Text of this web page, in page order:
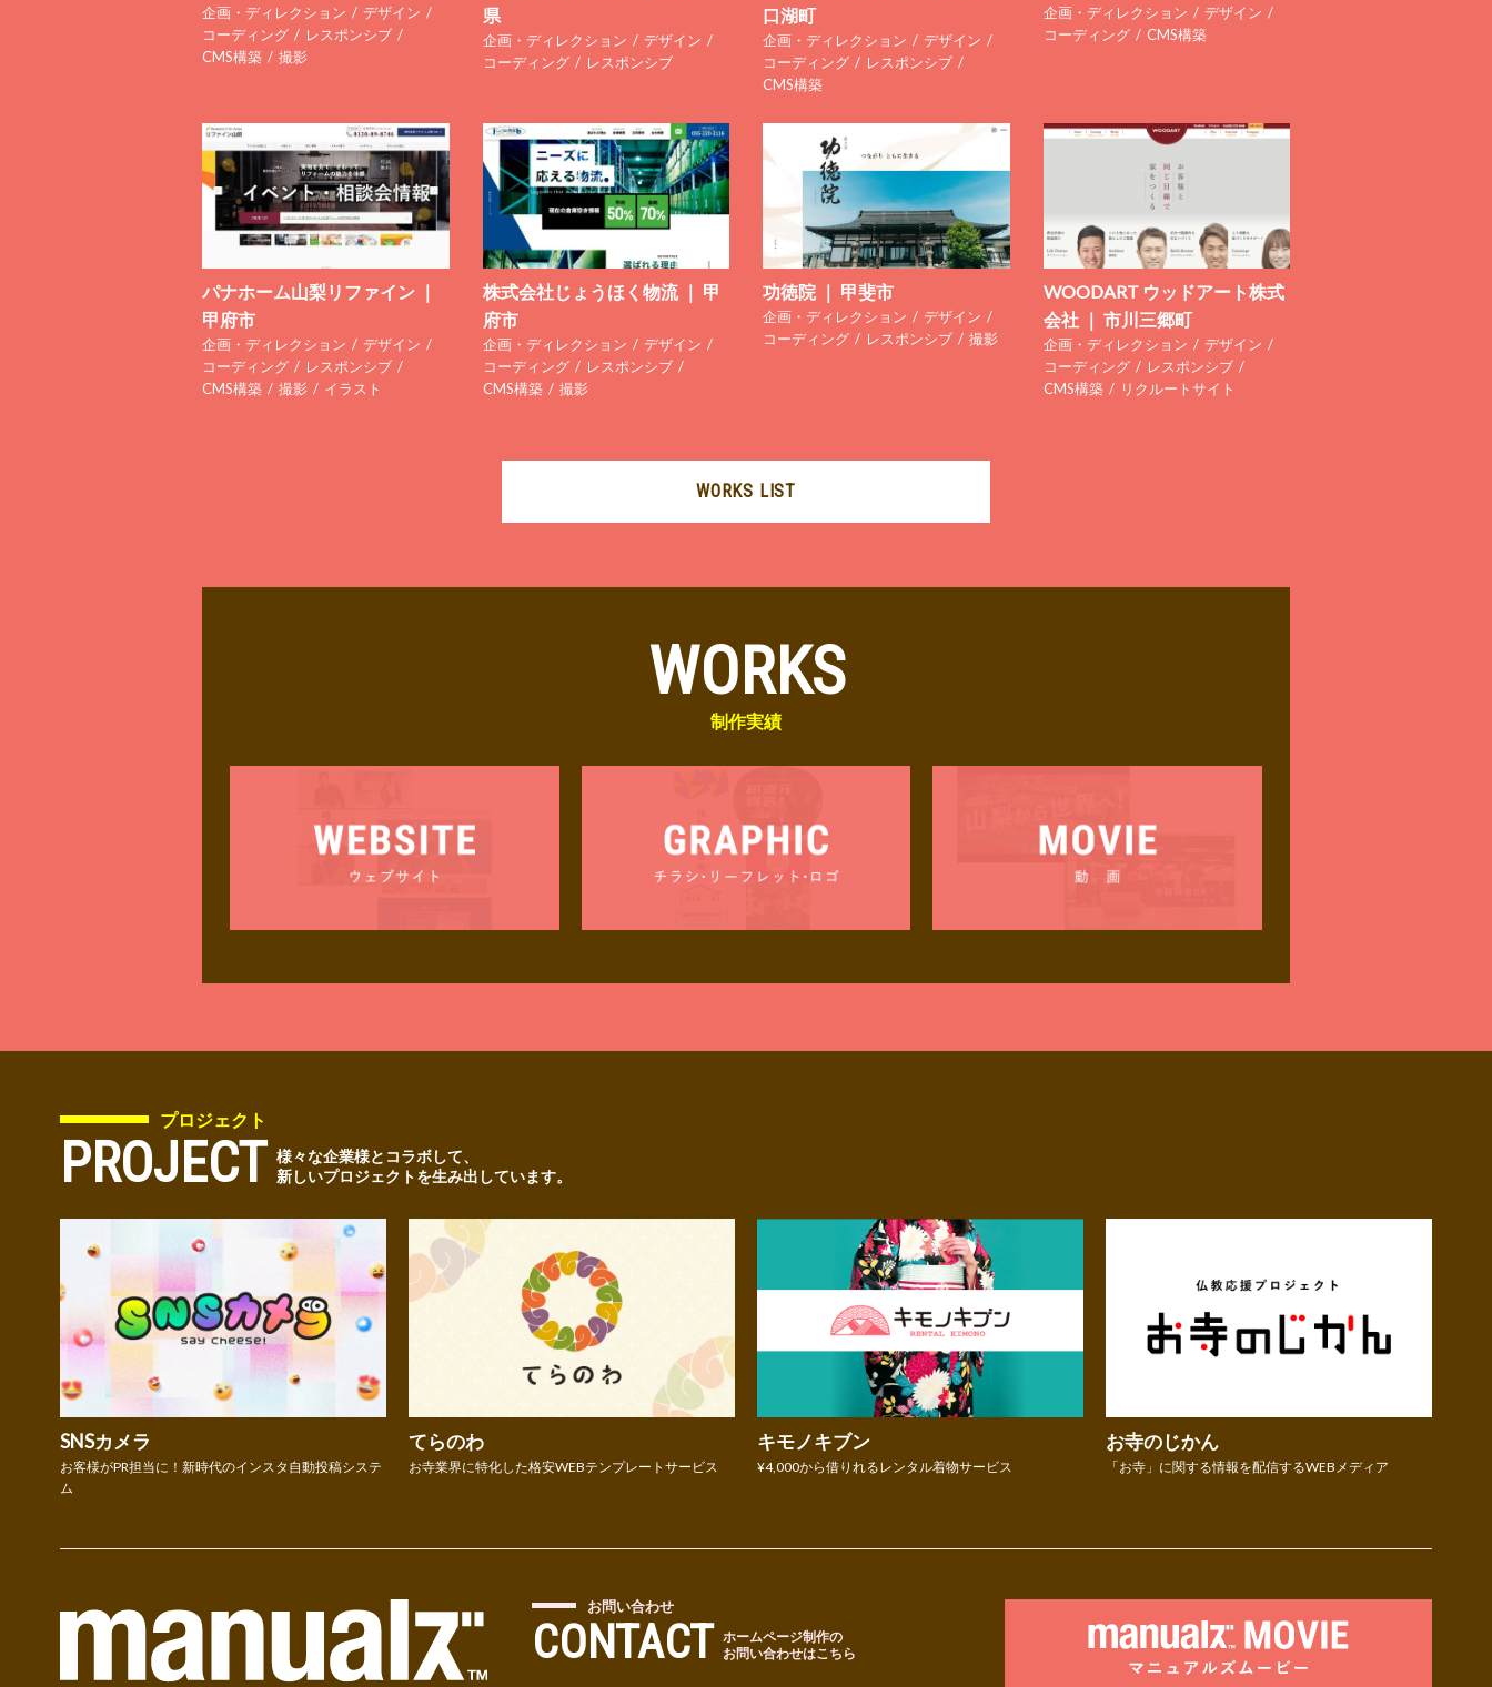
企画・ディレクション
デザイン
コーディング
レスポンシブ
CMS構築
撮影
県
企画・ディレクション
デザイン
コーディング
レスポンシブ
口湖町
企画・ディレクション
デザイン
コーディング
レスポンシブ
CMS構築
企画・ディレクション
デザイン
コーディング
CMS構築
パナホーム山梨リファイン ｜
甲府市
企画・ディレクション
デザイン
コーディング
レスポンシブ
CMS構築
撮影 イラスト
株式会社じょうほく物流 ｜ 甲
府市
企画・ディレクション
デザイン
コーディング
レスポンシブ
CMS構築
撮影
功徳院 ｜ 甲斐市
企画・ディレクション
デザイン
コーディング
レスポンシブ 撮影
WOODART ウッドアート株式
会社 ｜ 市川三郷町
企画・ディレクション
デザイン
コーディング
レスポンシブ
CMS構築
リクルートサイト
WORKS LIST
WORKS
制作実績
プロジェクト
PROJECT 様々な企業様とコラボして、
新しいプロジェクトを生み出しています。
SNSカメラ
お客様がPR担当に！新時代のインスタ自動投稿システ
ム
てらのわ
お寺業界に特化した格安WEBテンプレートサービス
キモノキブン
¥4,000から借りれるレンタル着物サービス
お寺のじかん
「お寺」に関する情報を配信するWEBメディア
お問い合わせ
CONTACT ホームページ制作の
お問い合わせはこちら